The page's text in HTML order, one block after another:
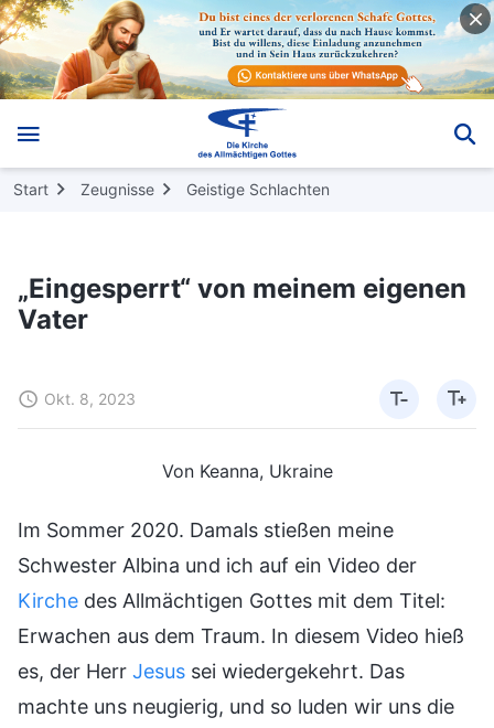
Start Zeugnisse Geistige Schlachten
„Eingesperrt“ von meinem eigenen
Vater
Okt. 8, 2023
Von Keanna, Ukraine
Im Sommer 2020. Damals stießen meine
Schwester Albina und ich auf ein Video der
Kirche des Allmächtigen Gottes mit dem Titel:
Erwachen aus dem Traum. In diesem Video hieß
es, der Herr Jesus sei wiedergekehrt. Das
machte uns neugierig, und so luden wir uns die